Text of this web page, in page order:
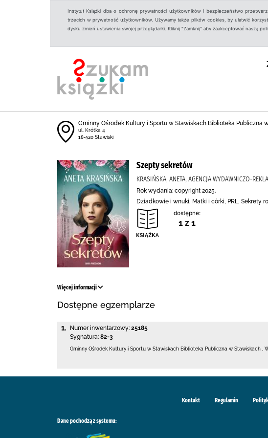
Instytut Książki dba o ochronę prywatności użytkowników i bezpieczeństwo
trzecich w prywatność użytkowników. Używamy także plików cookies, by ułatwić
dysku zmień ustawienia swojej przeglądarki. Kliknij "Zamknij" aby zaakceptować naszą
Gminny Ośrodek Kultury i Sportu w Stawiskach Biblioteka Publiczna
ul. Krótka 4
18-520 Stawiski
Szepty sekretów
KRASIŃSKA, ANETA, AGENCJA WYDAWNICZO-
Rok wydania: copyright 2025.
Dziadkowie i wnuki, Matki i córki, PRL, Sekrety
dostępne:
1 z 1
Więcej informacji
Dostępne egzemplarze
1. Numer inwentarzowy: 25185
Sygnatura: 82-3
Gminny Ośrodek Kultury i Sportu w Stawiskach Biblioteka Publiczna w Stawiskach
Kontakt Regulamin
Dane pochodzą z systemu: